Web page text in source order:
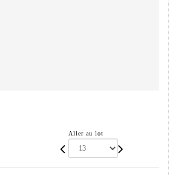
Aller au lot